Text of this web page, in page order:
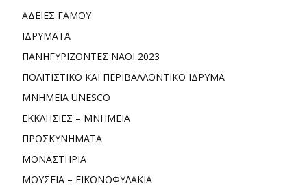
ΑΔΕΙΕΣ ΓΑΜΟΥ
ΙΔΡΥΜΑΤΑ
ΠΑΝΗΓΥΡΙΖΟΝΤΕΣ ΝΑΟΙ 2023
ΠΟΛΙΤΙΣΤΙΚΟ ΚΑΙ ΠΕΡΙΒΑΛΛΟΝΤΙΚΟ ΙΔΡΥΜΑ
ΜΝΗΜΕΙΑ UNESCO
ΕΚΚΛΗΣΙΕΣ – ΜΝΗΜΕΙΑ
ΠΡΟΣΚΥΝΗΜΑΤΑ
ΜΟΝΑΣΤΗΡΙΑ
ΜΟΥΣΕΙΑ – ΕΙΚΟΝΟΦΥΛΑΚΙΑ